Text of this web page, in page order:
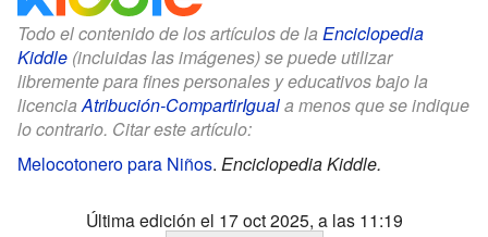
Todo el contenido de los artículos de la Enciclopedia
Kiddle (incluidas las imágenes) se puede utilizar
libremente para fines personales y educativos bajo la
licenciaAtribución-CompartirIguala menos que se indique
lo contrario. Citar este artículo:
Melocotonero para Niños. Enciclopedia Kiddle.
Última edición el 17 oct 2025, a las 11:19